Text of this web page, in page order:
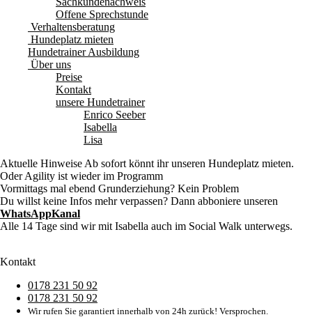
Offene Sprechstunde
Verhaltensberatung
Hundeplatz mieten
Hundetrainer Ausbildung
Über uns
Preise
Kontakt
unsere Hundetrainer
Enrico Seeber
Isabella
Lisa
Aktuelle Hinweise Ab sofort könnt ihr unseren Hundeplatz mieten.
Oder Agility ist wieder im Programm
Vormittags mal ebend Grunderziehung? Kein Problem
Du willst keine Infos mehr verpassen? Dann abboniere unseren
WhatsAppKanal
Alle 14 Tage sind wir mit Isabella auch im Social Walk unterwegs.
Kontakt
0178 231 50 92
0178 231 50 92
Wir rufen Sie garantiert innerhalb von 24h zurück! Versprochen.